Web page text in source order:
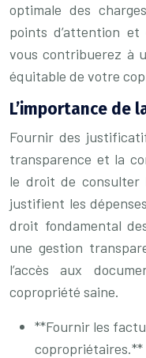
optimale des
points d’attention
vous contribuerez à
équitable de votre
L’importance de
Fournir des
transparence et la
le droit de
justifient les
droit fondamental
une gestion
l’accès aux
copropriété saine.
**Fournir les
copropriétaires.**